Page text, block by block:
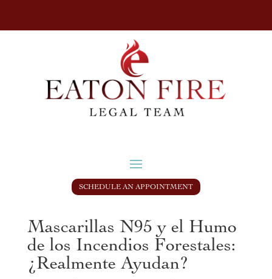
SCHEDULE AN APPOINTMENT
Mascarillas N95 y el Humo
de los Incendios Forestales:
¿Realmente Ayudan?